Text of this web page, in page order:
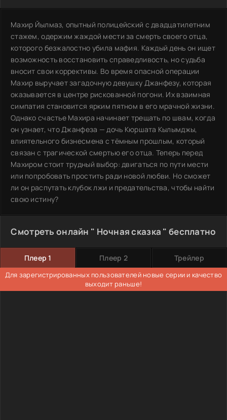
Махир Йылмаз, опытный полицейский с двадцатилетним
стажем, одержим жаждой мести за смерть своего отца,
которого безжалостно убила мафия. Каждый день он ищет
возможность восстановить справедливость, но судьба
вносит свои коррективы. Во время опасной операции
Махир выручает загадочную девушку Джанфезу, которая
оказывается в центре рискованной погони. Их взаимная
симпатия становится ярким пятном в его мрачной жизни.
Однако счастье Махира начинает трещать по швам, когда
он узнает, что Джанфеза — дочь Кюршата Кылымджы,
влиятельного бизнесмена с тёмным прошлым, который
связан с трагической смертью его отца. Теперь перед
Махиром стоит трудный выбор: двигаться по пути мести
или попробовать простить ради новой любви. Но сможет
ли он распутать клубок лжи и предательства, чтобы найти
свою истину?
Смотреть онлайн " Ночная сказка " бесплатно
Плеер 1 Плеер 2 Трейлер
Для зарегистрированных пользователей новые серии и качество
выходит раньше!